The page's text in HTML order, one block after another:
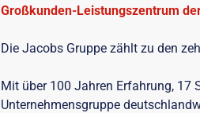
Großkunden-Leistungszentrum
Die Jacobs Gruppe zählt zu den
Mit über 100 Jahren Erfahrung, 17
Unternehmensgruppe